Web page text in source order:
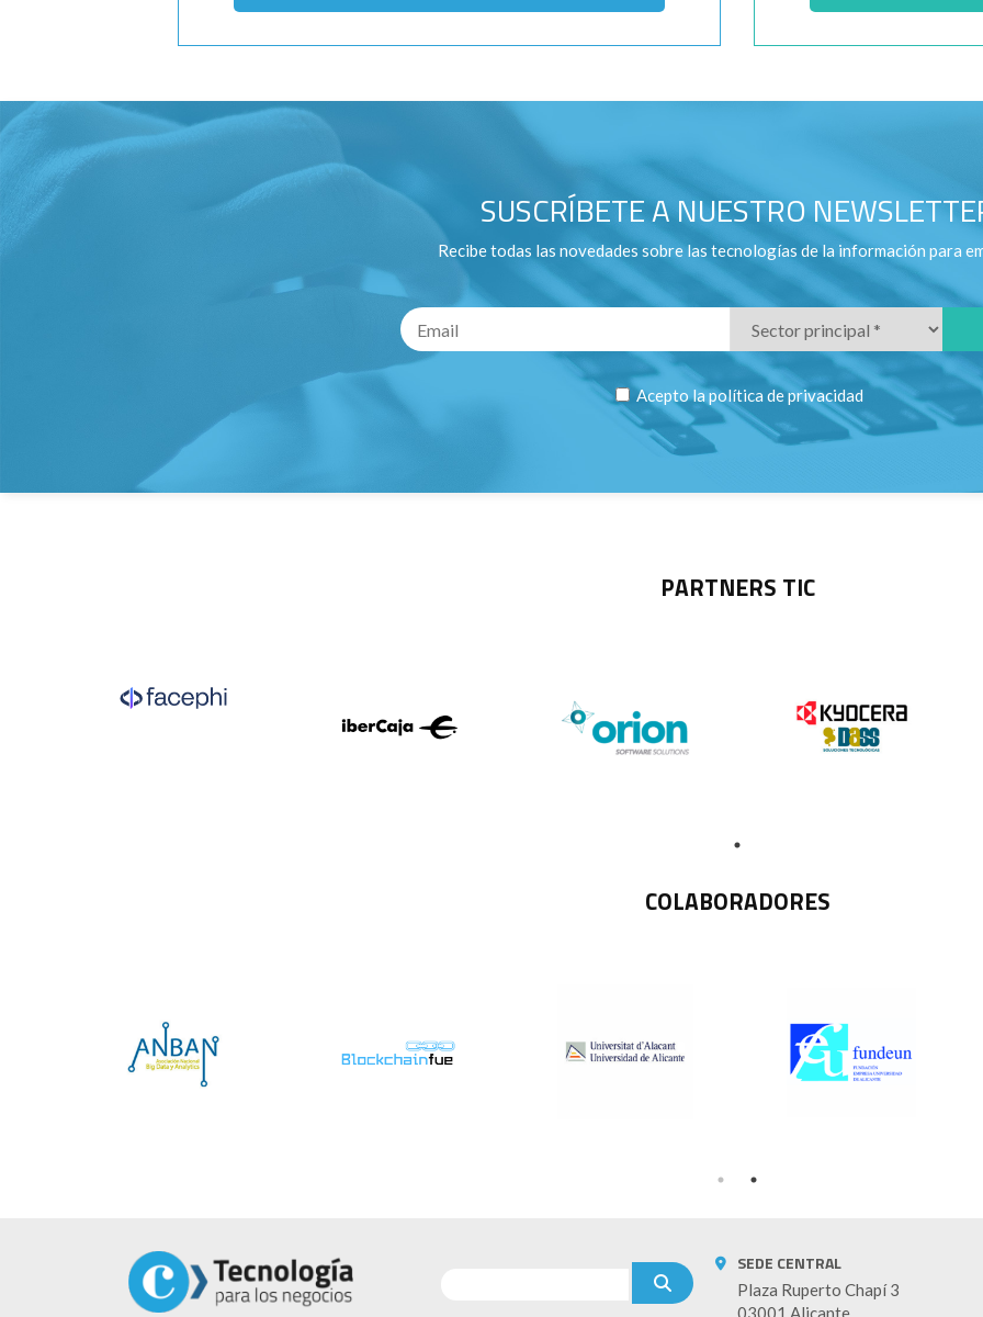
SUSCRÍBETE A NUESTRO
Recibe todas las novedades sobre las tecnologías de la información para
Acepto lapolítica de privacidad
PARTNERS TIC
COLABORADORES
SEDE CENTRAL
Plaza Ruperto Chapí 3
03001 Alicante